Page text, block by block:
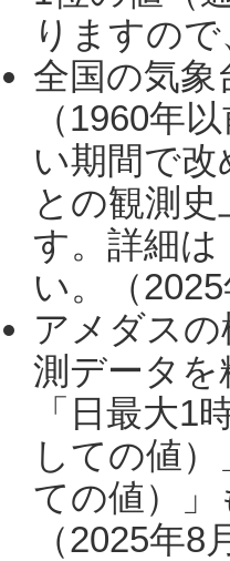
りますの
全国の気象
（1960年
い期間で
との観測
す。詳細は
い。（2025
アメダス
測データ
「日最大1
しての値
ての値）
（2025年8